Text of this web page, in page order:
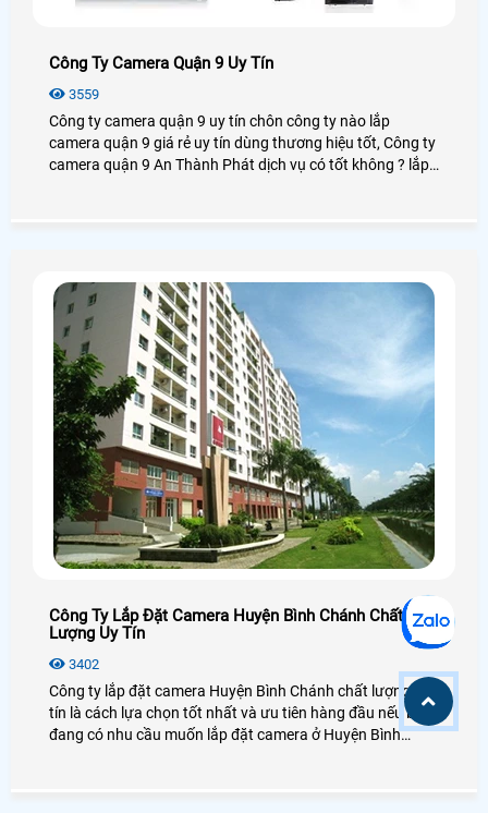
Công Ty Camera Quận 9 Uy Tín
3559
Công ty camera quận 9 uy tín chôn công ty nào lắp
camera quận 9 giá rẻ uy tín dùng thương hiệu tốt, Công ty
camera quận 9 An Thành Phát dịch vụ có tốt không ? lắp
Công Ty Lắp Đặt Camera Huyện Bình Chánh Chất
Lượng Uy Tín
3402
Công ty lắp đặt camera Huyện Bình Chánh chất lượng uy
tín là cách lựa chọn tốt nhất và ưu tiên hàng đầu nếu bạn
đang có nhu cầu muốn lắp đặt camera ở Huyện Bình